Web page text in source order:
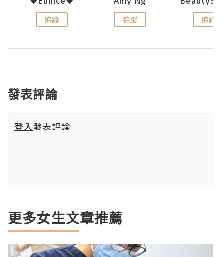
追蹤 追蹤 追蹤
發表評論
登入發表評論
更多女生文章推薦